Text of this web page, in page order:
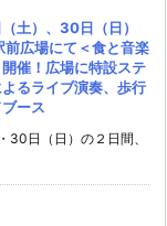
土）、30日（日）
広場にて＜食と音楽
催！広場に特設ステ
るライブ演奏、歩行
ース
日（日）の２日間、